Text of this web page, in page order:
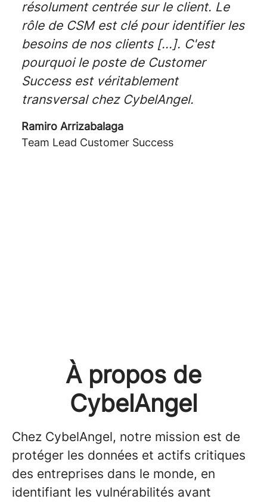
résolument centrée sur le client. Le
rôle de CSM est clé pour identifier les
besoins de nos clients [...]. C'est
pourquoi le poste de Customer
Success est véritablement
transversal chez CybelAngel.
Ramiro Arrizabalaga
Team Lead Customer Success
À propos de
CybelAngel
Chez CybelAngel, notre mission est de
protéger les données et actifs critiques
des entreprises dans le monde, en
identifiant les vulnérabilités avant